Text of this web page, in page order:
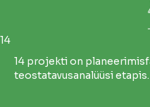
14
14 projekti on
teostatavusanalüüsi etapis.